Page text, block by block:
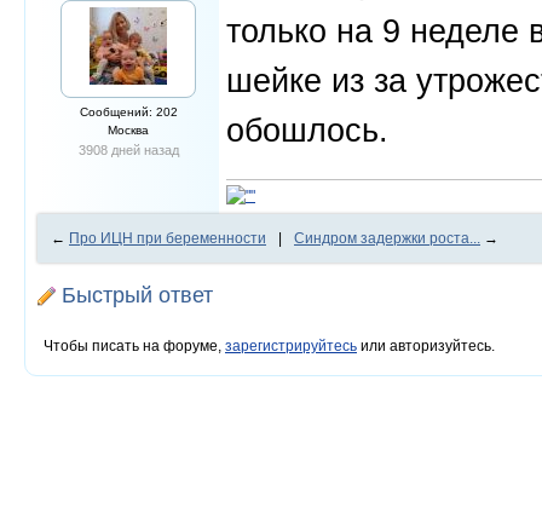
Сообщений: 202
Москва
3908 дней назад
только на 9 неделе
шейке из за
обошлось.
← Про ИЦН при беременности Синдром задержки роста... →
Быстрый ответ
Чтобы писать на форуме, зарегистрируйтесь или авторизуйтесь.